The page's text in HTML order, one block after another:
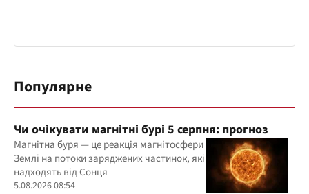
Популярне
Чи очікувати магнітні бурі 5 серпня: прогноз
Магнітна буря — це реакція магнітосфери
Землі на потоки заряджених частинок, які
надходять від Сонця
5.08.2026 08:54